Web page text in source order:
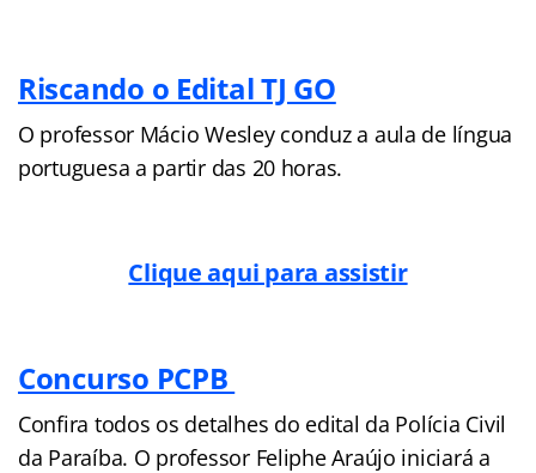
Riscando o Edital TJ GO
O professor Mácio Wesley conduz a aula de língua
portuguesa a partir das 20 horas.
Clique aqui para assistir
Concurso PCPB
Confira todos os detalhes do edital da Polícia Civil
da Paraíba. O professor Feliphe Araújo iniciará a